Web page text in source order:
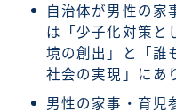
自治体が男性の家
は「少子化対策と
境の創出」と「誰
社会の実現」にあ
男性の家事・育児